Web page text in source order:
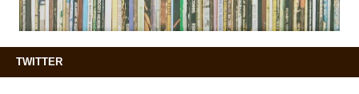
TWITTER